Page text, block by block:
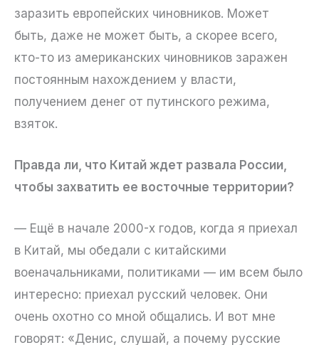
заразить европейских чиновников. Может
быть, даже не может быть, а скорее всего,
кто-то из американских чиновников заражен
постоянным нахождением у власти,
получением денег от путинского режима,
взяток.
Правда ли, что Китай ждет развала России,
чтобы захватить ее восточные территории?
— Ещё в начале 2000-х годов, когда я приехал
в Китай, мы обедали с китайскими
военачальниками, политиками — им всем было
интересно: приехал русский человек. Они
очень охотно со мной общались. И вот мне
говорят: «Денис, слушай, а почему русские